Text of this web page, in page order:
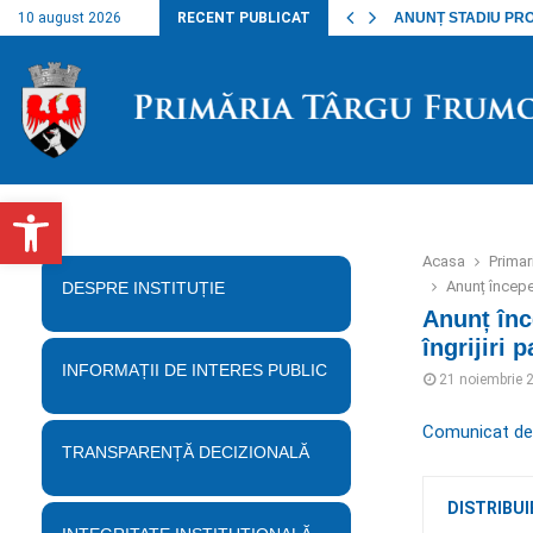
Deschide bara de unelte
10 august 2026 RECENT PUBLICAT
finalul lucrărilor… ANUNȚ STADIU
Acasa
Anunț
Anunț
îngrijiri
21 noiembrie
Comunicat
DESPRE INSTITUȚIE
INFORMAȚII DE INTERES PUBLIC
TRANSPARENȚĂ DECIZIONALĂ